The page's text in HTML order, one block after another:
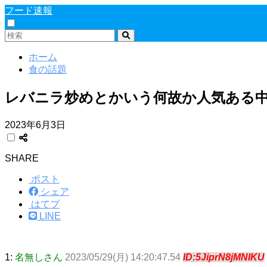
フード速報
ホーム
食の話題
レバニラ炒めとかいう何故か人気ある
2023年6月3日
SHARE
ポスト
シェア
はてブ
LINE
1: 名無しさん 2023/05/29(月) 14:20:47.54 ID:5JiprN8jMNIKU